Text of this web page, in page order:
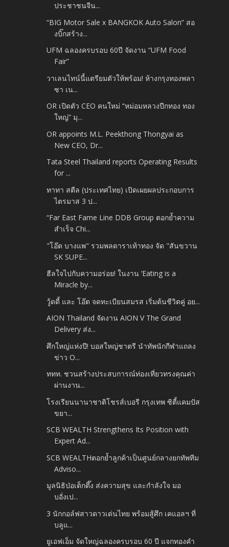
ประชาชนจีน...
“BIG Motor Sale x BANGKOK Auto Salon” สอ
งบิ๊กสร้าง...
UFM ฉลองครบรอบ 60ปี จัดงาน “UFM Food
Fair”
วาเลนไทน์นี้แตรียมตัวให้พร้อม! ห้างกรุงทองพลา
ซา เน...
OR เปิดตัว CEO คนใหม่ “หม่อมหลวงปีกทอง ทอง
ใหญ่” มุ...
OR appoints M.L. Peekthong Thongyai as
New CEO, Dr...
Tata Steel Thailand reports Operating Results
for ...
ทาทา สตีล (ประเทศไทย) เปิดเผยผลประกอบการ
ไตรมาส 3 ป...
“Far East Fame Line DDB Group ตอกย้ำความ
สำเร็จ Chi...
"โอ๊ต บางแพ" รวมพลดาราเท้าทอง จัด "สันขวาน
SK SUPE...
ฮีลใจไปกับความอร่อย! ในงาน ‘Eating is a
Miracle by...
วู้ดดี้ และ โอ๊ต จดทะเบียนสมรส เริ่มต้นชีวิตคู่ อย...
AION Thailand จัดงาน AION V The Grand
Delivery ส่ง...
ศึกใหญ่แห่งปี! บอสใหญ่ชาตรี นำทัพนักกีฬาแถลง
ข่าว O...
ททท. ชวนสร้างประสบการณ์ท่องเที่ยวทรงคุณค่า
ผ่านงาน...
โรงเรียนนานาชาติโชรส์เบอรี กรุงเทพ ซิตี้แคมปัส
ขยา...
SCB WEALTH Strengthens Its Position with
Expert Ad...
SCB WEALTHตอกย้ำลูกค้าเป็นศูนย์กลางยกทัพทีม
Adviso...
มูลนิธิป่อเต็กตึ๊ง ส่งความสุข และกำลังใจ มอ
บอั่งเป...
3 นักกอล์ฟสาวดาวเด่นไทย พร้อมสู้ศึก เคแอลฯ ที่
บลูแ...
ยูเอฟเอ็ม จัดใหญ่ฉลองครบรอบ 60 ปี แจกทองคำ